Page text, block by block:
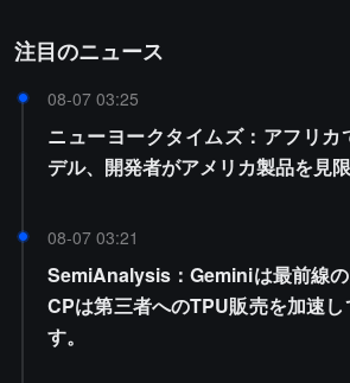
注目のニュース
08-07 03:25
ニューヨークタイムズ：アフリ
デル、開発者がアメリカ製品を見
08-07 03:21
SemiAnalysis：Geminiは最前線
CPは第三者へのTPU販売を加速
す。